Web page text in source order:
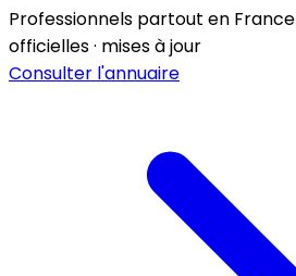
Professionnels partout en France
officielles · mises à jour
Consulter l'annuaire